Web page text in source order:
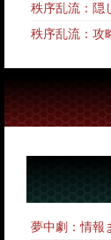
秩序乱流：隠
秩序乱流：攻
夢中劇：情報